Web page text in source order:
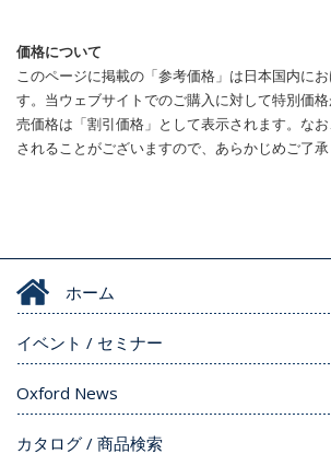
価格について
このページに掲載の「参考価格」は日本国内に
す。当ウェブサイトでのご購入に対して特別価
売価格は「割引価格」として表示されます。な
されることがございますので、あらかじめご了承
ホーム
イベント / セミナー
Oxford News
カタログ / 商品検索